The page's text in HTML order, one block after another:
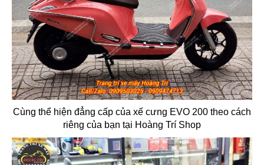
Cùng thể hiện đẳng cấp của xế cưng EVO 200 theo cách
riêng của bạn tại Hoàng Trí Shop